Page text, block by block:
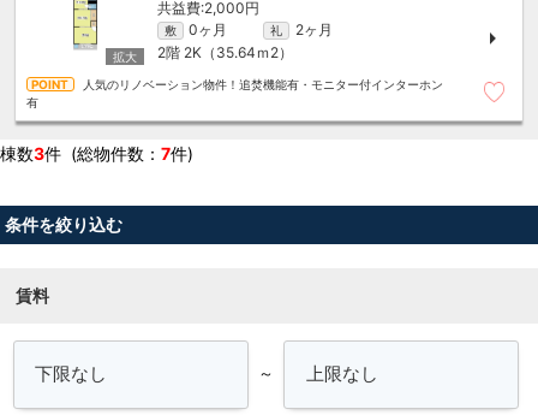
2,000円
敷 0ヶ月 礼
2ヶ月
2階 2K（35.64ｍ 2）
人気のリノベーション物件！追焚機能有・モニター付インターホン
有
棟数3件 (総物件数： 7件)
条件を絞り込む
賃料
～